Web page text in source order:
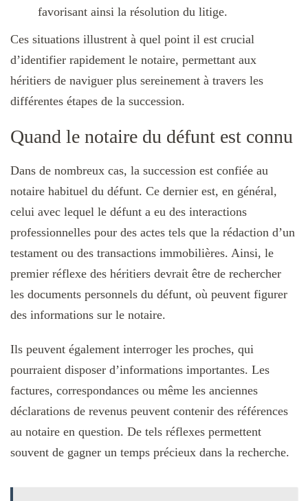
favorisant ainsi la résolution du litige.
Ces situations illustrent à quel point il est crucial
d’identifier rapidement le notaire, permettant aux
héritiers de naviguer plus sereinement à travers les
différentes étapes de la succession.
Quand le notaire du défunt est connu
Dans de nombreux cas, la succession est confiée au
notaire habituel du défunt. Ce dernier est, en général,
celui avec lequel le défunt a eu des interactions
professionnelles pour des actes tels que la rédaction d’un
testament ou des transactions immobilières. Ainsi, le
premier réflexe des héritiers devrait être de rechercher
les documents personnels du défunt, où peuvent figurer
des informations sur le notaire.
Ils peuvent également interroger les proches, qui
pourraient disposer d’informations importantes. Les
factures, correspondances ou même les anciennes
déclarations de revenus peuvent contenir des références
au notaire en question. De tels réflexes permettent
souvent de gagner un temps précieux dans la recherche.